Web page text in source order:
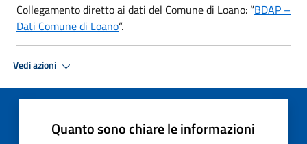
Collegamento diretto ai dati del Comune di Loano: “BDAP –
Dati Comune di Loano“.
Vedi azioni
Quanto sono chiare le informazioni